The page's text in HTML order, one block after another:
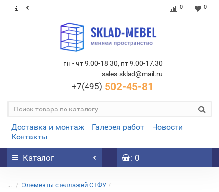
0 0
пн - чт 9.00-18.30, пт 9.00-17.30
sales-sklad@mail.ru
+7(495) 502-45-81
Доставка и монтаж Галерея работ
Новости
Контакты
Каталог : 0
... Элементы стеллажей СТФУ